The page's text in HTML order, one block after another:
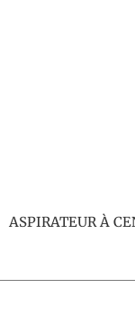
ASPIRATEUR À